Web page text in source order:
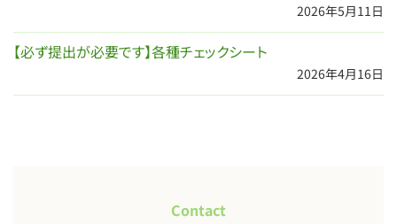
2026年5月11日
【必ず提出が必要です】各種チェックシート
2026年4月16日
Contact